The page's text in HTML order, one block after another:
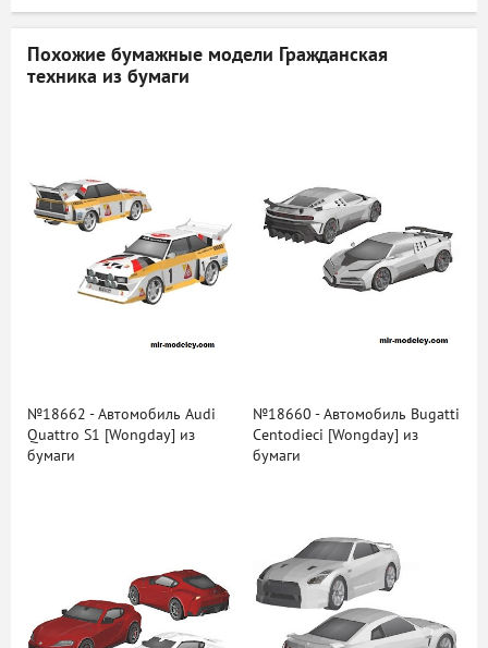
Похожие бумажные модели Гражданская
техника из бумаги
№18662 - Автомобиль Audi
Quattro S1 [Wongday] из
бумаги
№18660 - Автомобиль Bugatti
Centodieci [Wongday] из
бумаги